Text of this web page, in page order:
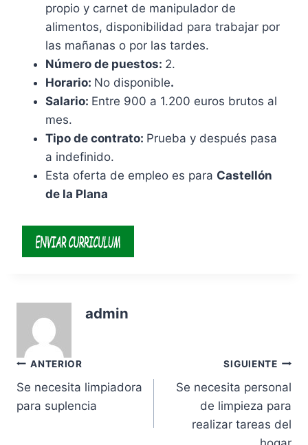
propio y carnet de manipulador de
alimentos, disponibilidad para trabajar por
las mañanas o por las tardes.
Número de puestos: 2.
Horario: No disponible.
Salario: Entre 900 a 1.200 euros brutos al
mes.
Tipo de contrato: Prueba y después pasa
a indefinido.
Esta oferta de empleo es para Castellón
de la Plana
admin
Navegación
de
ANTERIOR
Se necesita limpiadora
para suplencia
SIGUIENTE
Se necesita personal
de limpieza para
realizar tareas del